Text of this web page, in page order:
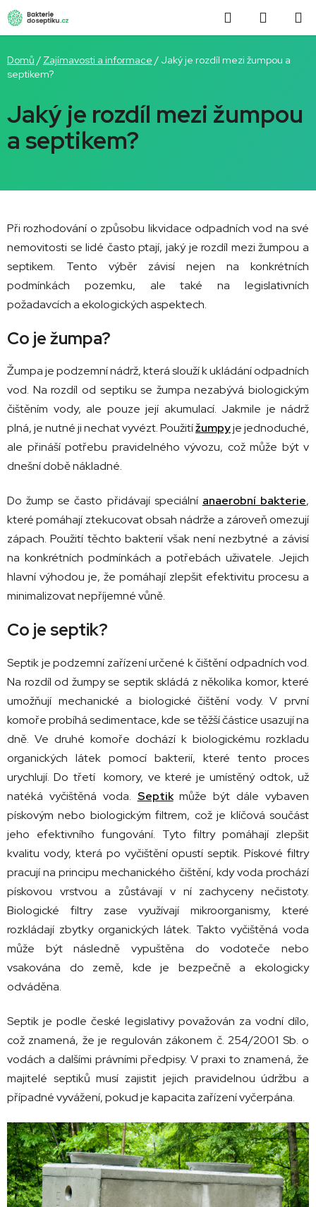
Přejít
na
obsah
Hledat
KOŠÍK
Domů / Zajímavosti a informace / Jaký je rozdíl mezi žumpou a
septikem?
Jaký je rozdíl mezi žumpou
a septikem?
Při rozhodování o způsobu likvidace odpadních vod na své
nemovitosti se lidé často ptají, jaký je rozdíl mezi žumpou a
septikem. Tento výběr závisí nejen na konkrétních
podmínkách pozemku, ale také na legislativních
požadavcích a ekologických aspektech.
Co je žumpa?
Žumpa je podzemní nádrž, která slouží k ukládání odpadních
vod. Na rozdíl od septiku se žumpa nezabývá biologickým
čištěním vody, ale pouze její akumulací. Jakmile je nádrž
plná, je nutné ji nechat vyvézt. Použitížumpyje jednoduché,
ale přináší potřebu pravidelného vývozu, což může být v
dnešní době nákladné.
Do žump se často přidávají speciální anaerobní bakterie,
které pomáhají ztekucovat obsah nádrže a zároveň omezují
zápach. Použití těchto bakterií však není nezbytné a závisí
na konkrétních podmínkách a potřebách uživatele. Jejich
hlavní výhodou je, že pomáhají zlepšit efektivitu procesu a
minimalizovat nepříjemné vůně.
Co je septik?
Septik je podzemní zařízení určené k čištění odpadních vod.
Na rozdíl od žumpy se septik skládá z několika komor, které
umožňují mechanické a biologické čištění vody. V první
komoře probíhá sedimentace, kde se těžší částice usazují na
dně. Ve druhé komoře dochází k biologickému rozkladu
organických látek pomocí bakterií, které tento proces
urychlují. Do třetí komory, ve které je umístěný odtok, už
natéká vyčištěná voda. Septikmůže být dále vybaven
pískovým nebo biologickým filtrem, což je klíčová součást
jeho efektivního fungování. Tyto filtry pomáhají zlepšit
kvalitu vody, která po vyčištění opustí septik. Pískové filtry
pracují na principu mechanického čištění, kdy voda prochází
pískovou vrstvou a zůstávají v ní zachyceny nečistoty.
Biologické filtry zase využívají mikroorganismy, které
rozkládají zbytky organických látek. Takto vyčištěná voda
může být následně vypuštěna do vodoteče nebo
vsakována do země, kde je bezpečně a ekologicky
odváděna.
Septik je podle české legislativy považován za vodní dílo,
což znamená, že je regulován zákonem č. 254/2001 Sb. o
vodách a dalšími právními předpisy. V praxi to znamená, že
majitelé septiků musí zajistit jejich pravidelnou údržbu a
případné vyvážení, pokud je kapacita zařízení vyčerpána.